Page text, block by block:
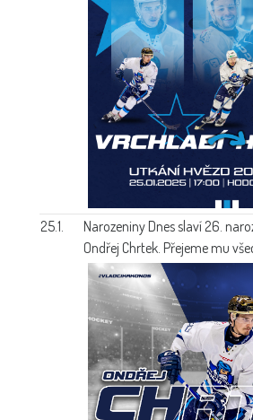
25.1. Narozeniny Dnes slaví 26.
Ondřej Chrtek. Přejeme mu